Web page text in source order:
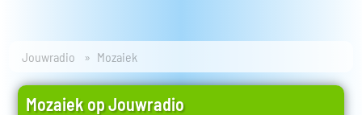
Jouwradio Mozaiek
Mozaiek op Jouwradio